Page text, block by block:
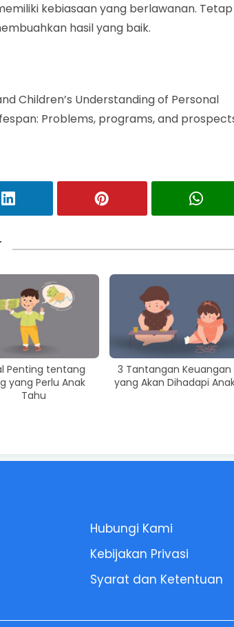
kebiasaan yang berlawanan. Tetap
hasil yang baik.
Children’s Understanding of Personal
Problems, programs, and
Penting tentang
yang Perlu Anak
Tahu
3 Tantangan Keuangan
yang Akan Dihadapi
Hubungi Kami
Kebijakan Privasi
Syarat dan Ketentuan